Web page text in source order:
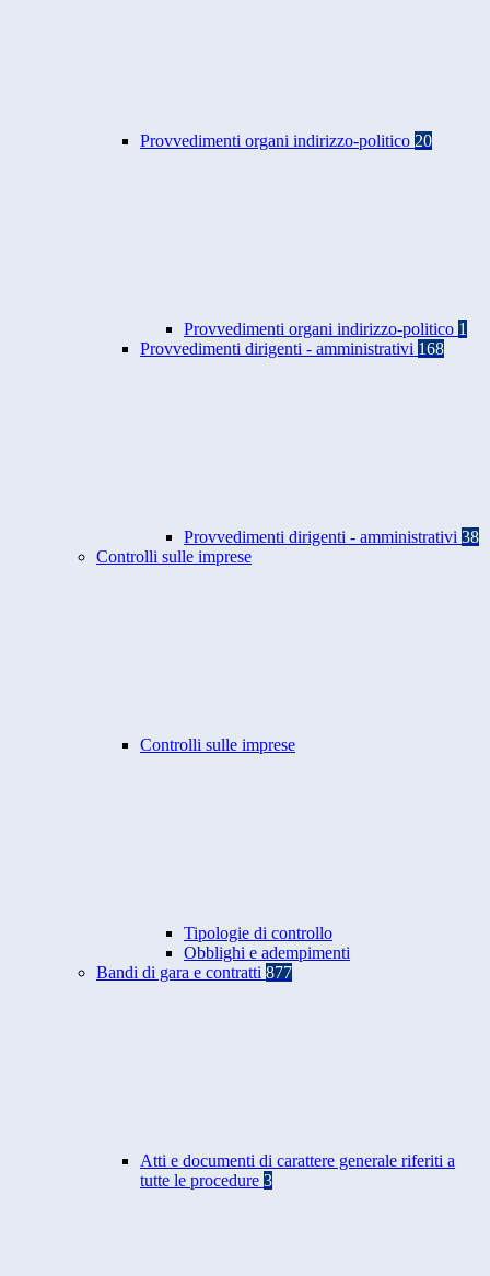
Provvedimenti organi indirizzo-politico 20
Provvedimenti organi indirizzo-politico 1
Provvedimenti dirigenti - amministrativi 168
Provvedimenti dirigenti - amministrativi 38
Controlli sulle imprese
Controlli sulle imprese
Tipologie di controllo
Obblighi e adempimenti
Bandi di gara e contratti 877
Atti e documenti di carattere generale riferiti a
tutte le procedure 3